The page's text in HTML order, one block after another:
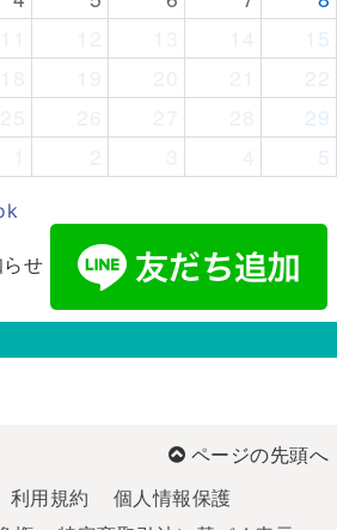
15
22
29
5
せ
ページの先頭へ
利用規約
個人情報保護